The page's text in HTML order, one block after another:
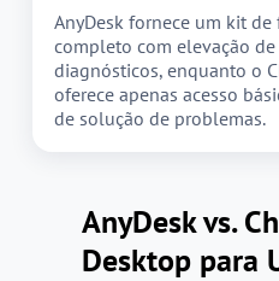
AnyDesk fornece um kit de
completo com elevação
diagnósticos, enquanto o
oferece apenas acesso
de solução de problemas.
AnyDesk vs.
Desktop para